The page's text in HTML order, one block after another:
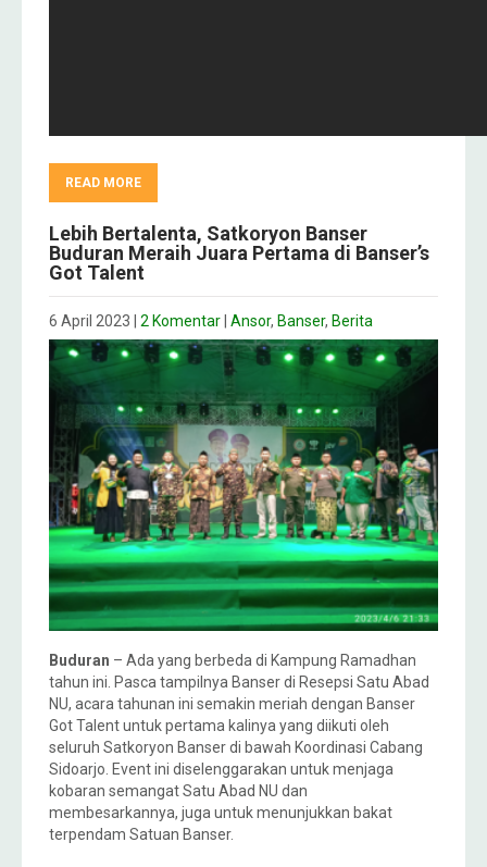
READ MORE
Lebih Bertalenta, Satkoryon Banser
Buduran Meraih Juara Pertama di Banser’s
Got Talent
6 April 2023 2 Komentar Ansor, Banser, Berita
Buduran – Ada yang berbeda di Kampung Ramadhan
tahun ini. Pasca tampilnya Banser di Resepsi Satu Abad
NU, acara tahunan ini semakin meriah dengan Banser
Got Talent untuk pertama kalinya yang diikuti oleh
seluruh Satkoryon Banser di bawah Koordinasi Cabang
Sidoarjo. Event ini diselenggarakan untuk menjaga
kobaran semangat Satu Abad NU dan
membesarkannya, juga untuk menunjukkan bakat
terpendam Satuan Banser.